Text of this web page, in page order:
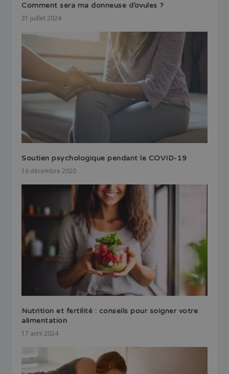
Comment sera ma donneuse d’ovules ?
31 juillet 2024
Soutien psychologique pendant le COVID-19
16 décembre 2020
Nutrition et fertilité : conseils pour soigner votre
alimentation
17 avril 2024